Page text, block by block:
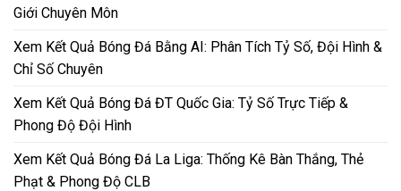
Giới Chuyên Môn
Xem Kết Quả Bóng Đá Bằng AI: Phân Tích Tỷ Số, Đội Hình &
Chỉ Số Chuyên
Xem Kết Quả Bóng Đá ĐT Quốc Gia: Tỷ Số Trực Tiếp &
Phong Độ Đội Hình
Xem Kết Quả Bóng Đá La Liga: Thống Kê Bàn Thắng, Thẻ
Phạt & Phong Độ CLB